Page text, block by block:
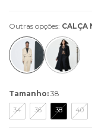
Outras opções: CALÇA
Tamanho: 38
34 36 38 40